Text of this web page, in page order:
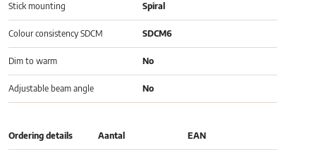
Stick mounting Spiral
Colour consistency SDCM SDCM6
Dim to warm No
Adjustable beam angle No
Ordering details Aantal EAN